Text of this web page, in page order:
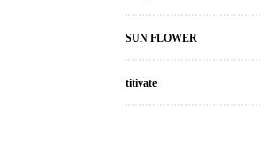
SUN FLOWER
titivate